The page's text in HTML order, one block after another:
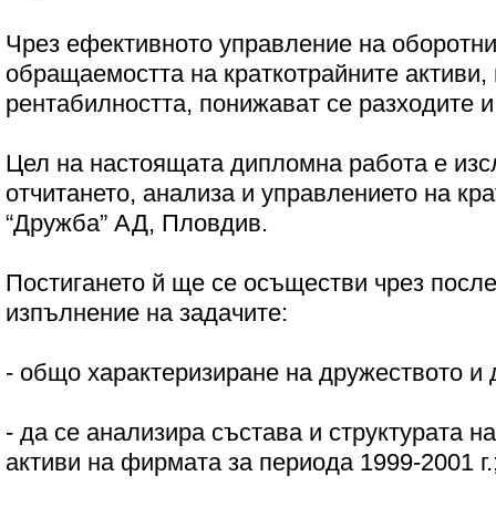
Чрез ефективното управление на
обращаемостта на краткотрайните
рентабилността, понижават се разходите
Цел на настоящата дипломна работа е
отчитането, анализа и управлението на
“Дружба” АД, Пловдив.
Постигането й ще се осъществи чрез
изпълнение на задачите:
- общо характеризиране на дружеството и
- да се анализира състава и структурата
активи на фирмата за периода 1999-2001